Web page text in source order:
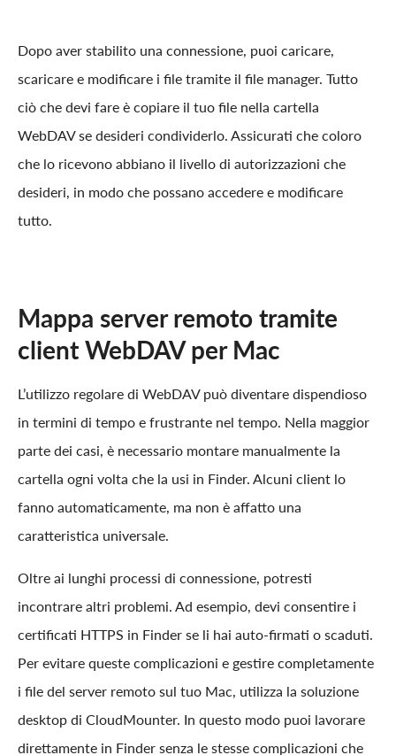
Dopo aver stabilito una connessione, puoi caricare,
scaricare e modificare i file tramite il file manager. Tutto
ciò che devi fare è copiare il tuo file nella cartella
WebDAV se desideri condividerlo. Assicurati che coloro
che lo ricevono abbiano il livello di autorizzazioni che
desideri, in modo che possano accedere e modificare
tutto.
Mappa server remoto tramite
client WebDAV per Mac
L’utilizzo regolare di WebDAV può diventare dispendioso
in termini di tempo e frustrante nel tempo. Nella maggior
parte dei casi, è necessario montare manualmente la
cartella ogni volta che la usi in Finder. Alcuni client lo
fanno automaticamente, ma non è affatto una
caratteristica universale.
Oltre ai lunghi processi di connessione, potresti
incontrare altri problemi. Ad esempio, devi consentire i
certificati HTTPS in Finder se li hai auto-firmati o scaduti.
Per evitare queste complicazioni e gestire completamente
i file del server remoto sul tuo Mac, utilizza la soluzione
desktop di CloudMounter. In questo modo puoi lavorare
direttamente in Finder senza le stesse complicazioni che